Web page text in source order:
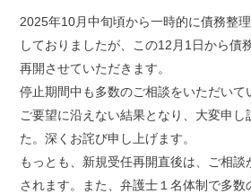
2025年10月中旬頃から一時的に債務整
しておりましたが、この12月1日から債
再開させていただきます。
停止期間中も多数のご相談をいただいて
ご要望に沿えない結果となり、大変申し
た。深くお詫び申し上げます。
もっとも、新規受任再開直後は、ご相談
されます。また、弁護士１名体制で多数